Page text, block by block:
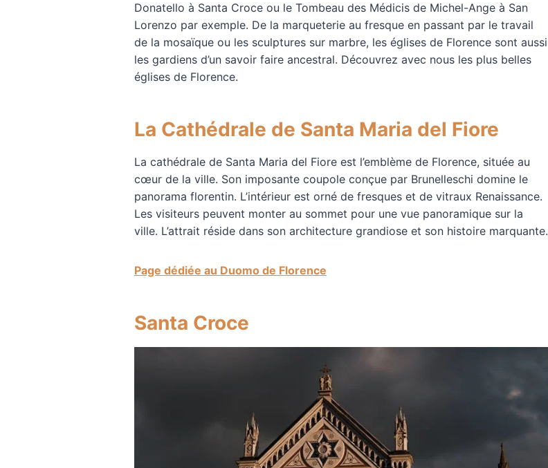
Donatello à Santa Croce ou le Tombeau des Médicis de Michel-Ange à San
Lorenzo par exemple. De la marqueterie au fresque en passant par le travail
de la mosaïque ou les sculptures sur marbre, les églises de Florence sont aussi
les gardiens d’un savoir faire ancestral. Découvrez avec nous les plus belles
églises de Florence.
La Cathédrale de Santa Maria del Fiore
La cathédrale de Santa Maria del Fiore est l’emblème de Florence, située au
cœur de la ville. Son imposante coupole conçue par Brunelleschi domine le
panorama florentin. L’intérieur est orné de fresques et de vitraux Renaissance.
Les visiteurs peuvent monter au sommet pour une vue panoramique sur la
ville. L’attrait réside dans son architecture grandiose et son histoire marquante.
Page dédiée au Duomo de Florence
Santa Croce